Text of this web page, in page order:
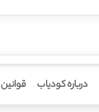
درباره کودیاب